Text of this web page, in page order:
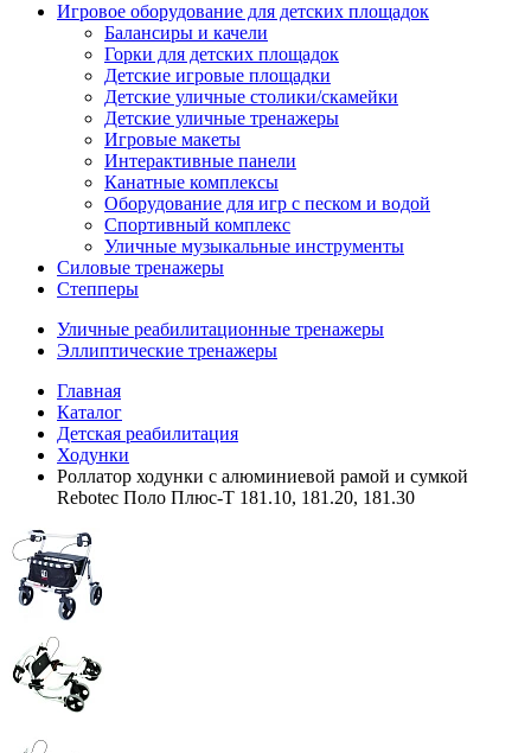
Игровое оборудование для детских площадок
Балансиры и качели
Горки для детских площадок
Детские игровые площадки
Детские уличные столики/скамейки
Детские уличные тренажеры
Игровые макеты
Интерактивные панели
Канатные комплексы
Оборудование для игр с песком и водой
Спортивный комплекс
Уличные музыкальные инструменты
Силовые тренажеры
Степперы
Уличные реабилитационные тренажеры
Эллиптические тренажеры
Главная
Каталог
Детская реабилитация
Ходунки
Роллатор ходунки с алюминиевой рамой и сумкой
Rebotec Поло Плюс-Т 181.10, 181.20, 181.30